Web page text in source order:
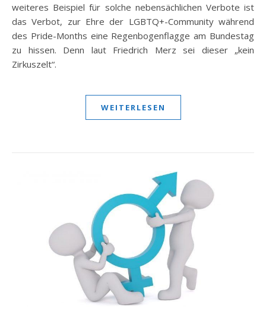
weiteres Beispiel für solche nebensächlichen Verbote ist
das Verbot, zur Ehre der LGBTQ+-Community während
des Pride-Months eine Regenbogenflagge am Bundestag
zu hissen. Denn laut Friedrich Merz sei dieser „kein
Zirkuszelt“.
WEITERLESEN